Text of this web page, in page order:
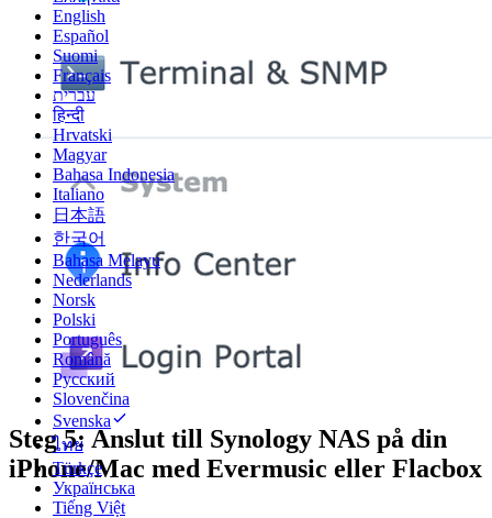
English
Español
Suomi
Français
עברית
हिन्दी
Hrvatski
Magyar
Bahasa Indonesia
Italiano
日本語
한국어
Bahasa Melayu
Nederlands
Norsk
Polski
Português
Română
Русский
Slovenčina
Svenska
ไทย
Türkçe
Українська
Tiếng Việt
Steg 5: Anslut till Synology NAS på din
iPhone/Mac med Evermusic eller Flacbox